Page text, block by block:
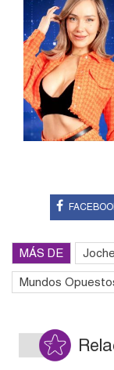
MÁS DE
Mundos